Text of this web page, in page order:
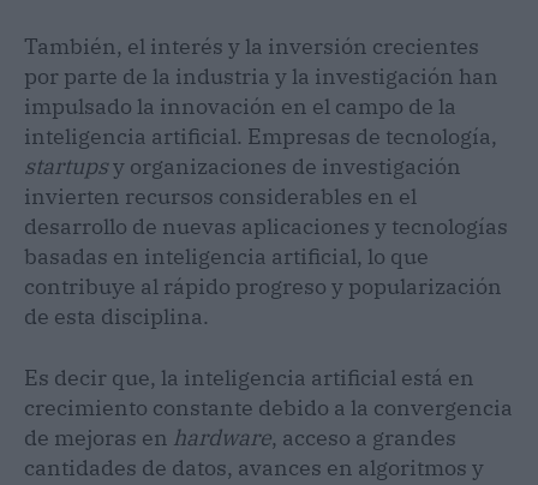
También, el interés y la inversión crecientes
por parte de la industria y la investigación han
impulsado la innovación en el campo de la
inteligencia artificial. Empresas de tecnología,
startupsy organizaciones de investigación
invierten recursos considerables en el
desarrollo de nuevas aplicaciones y tecnologías
basadas en inteligencia artificial, lo que
contribuye al rápido progreso y popularización
de esta disciplina.
Es decir que, la inteligencia artificial está en
crecimiento constante debido a la convergencia
de mejoras en hardware, acceso a grandes
cantidades de datos, avances en algoritmos y